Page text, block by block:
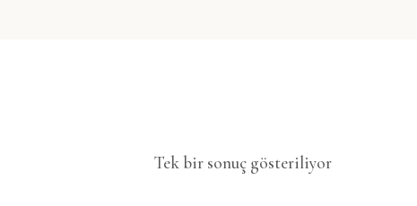
Tek bir sonuç gösteriliyor